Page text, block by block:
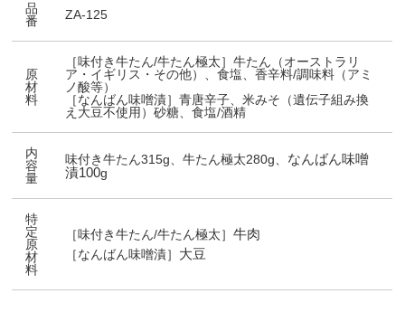
品
番
ZA-125
原
材
料
［味付き牛たん/牛たん極太］牛たん（オーストラリ
ア・イギリス・その他）、食塩、香辛料/調味料（アミ
ノ酸等）
［なんばん味噌漬］青唐辛子、米みそ（遺伝子組み換
え大豆不使用）砂糖、食塩/酒精
内
容
量
味付き牛たん315g、牛たん極太280g、 なんばん味噌
漬100g
特
定
原
材
料
［味付き牛たん/牛たん極太］牛肉
［なんばん味噌漬］ 大豆